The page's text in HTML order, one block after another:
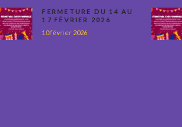
FERMETURE DU 14 AU
17 FÉVRIER 2026
10 février 2026